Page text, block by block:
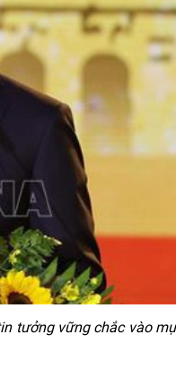
tưởng vững chắc vào